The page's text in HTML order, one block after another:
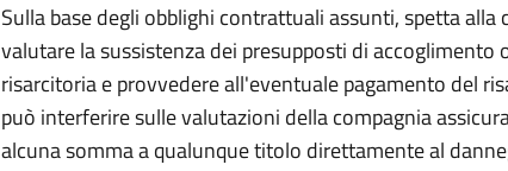
Sulla base degli obblighi contrattuali assunti, spetta alla
valutare la sussistenza dei presupposti di accoglimento
risarcitoria e provvedere all'eventuale pagamento del
può interferire sulle valutazioni della compagnia
alcuna somma a qualunque titolo direttamente al